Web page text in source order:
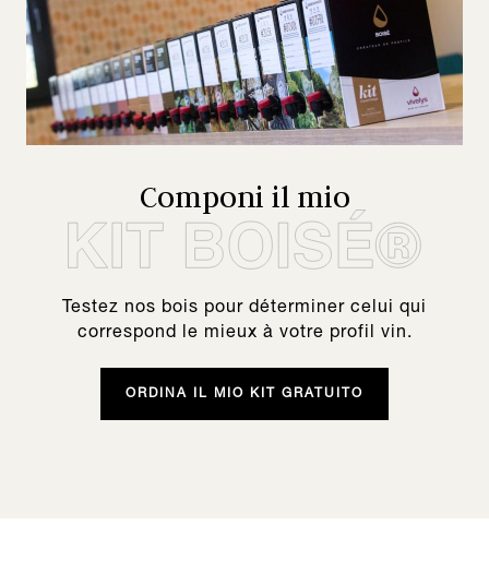
Componi il mio
Testez nos bois pour déterminer celui qui
correspond le mieux à votre profil vin.
ORDINA IL MIO KIT GRATUITO